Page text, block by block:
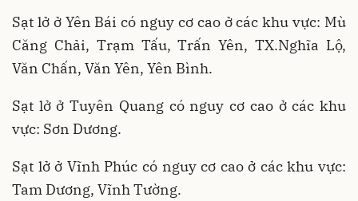
Sạt lở ở Yên Bái có nguy cơ cao ở các khu vực: Mù
Căng Chải, Trạm Tấu, Trấn Yên, TX.Nghĩa Lộ,
Văn Chấn, Văn Yên, Yên Bình.
Sạt lở ở Tuyên Quang có nguy cơ cao ở các khu
vực: Sơn Dương.
Sạt lở ở Vĩnh Phúc có nguy cơ cao ở các khu vực:
Tam Dương, Vĩnh Tường.